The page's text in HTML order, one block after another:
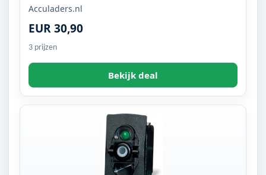
Acculaders.nl
EUR 30,90
3 prijzen
Bekijk deal